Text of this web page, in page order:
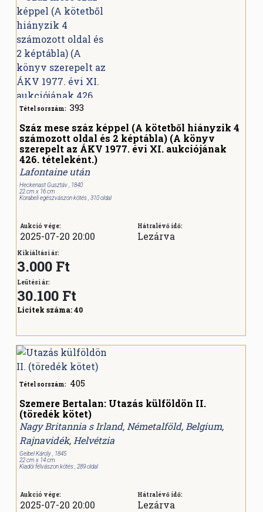
Tétel sorszám: 393
Száz mese száz képpel (A kötetből hiányzik 4
számozott oldal és 2 képtábla) (A könyv
szerepelt az ÁKV 1977. évi XI. aukciójának
426. tételeként.)
Lafontaine után
Heckenast Gusztáv , 1840
22 cm x 16 cm
Korabeli egészvászon kötés , 310 oldal
Aukció vége:
2025-07-20 20:00
Hátralévő idő:
Lezárva
Kikiáltási ár:
3.000 Ft
Leütési ár:
30.100 Ft
Licitek száma:40
Tétel sorszám: 405
Szemere Bertalan: Utazás külföldön II.
(töredék kötet)
Nagy Britannia s Irland, Németalföld, Belgium,
Rajnavidék, Helvétzia
Geibel Károly , 1845
22 cm x 14 cm
Kiadói félvászon kötés , 289 oldal
Aukció vége:
2025-07-20 20:00
Hátralévő idő:
Lezárva